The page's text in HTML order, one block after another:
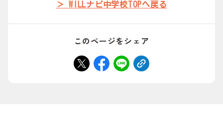
＞ WILLナビ中学校TOPへ戻る
このページをシェア